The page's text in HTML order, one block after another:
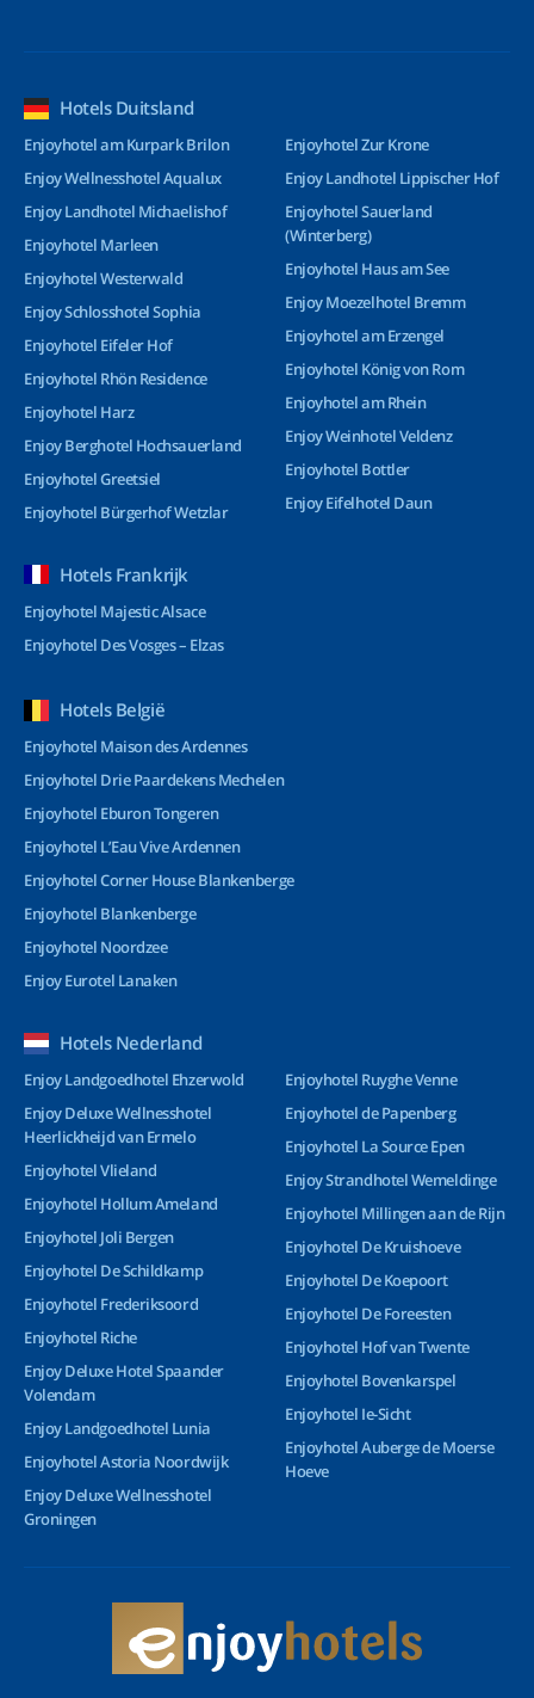
Hotels Duitsland
Enjoyhotel am Kurpark Brilon
Enjoy Wellnesshotel Aqualux
Enjoy Landhotel Michaelishof
Enjoyhotel Marleen
Enjoyhotel Westerwald
Enjoy Schlosshotel Sophia
Enjoyhotel Eifeler Hof
Enjoyhotel Rhön Residence
Enjoyhotel Harz
Enjoy Berghotel Hochsauerland
Enjoyhotel Greetsiel
Enjoyhotel Bürgerhof Wetzlar
Enjoyhotel Zur Krone
Enjoy Landhotel Lippischer Hof
Enjoyhotel Sauerland
(Winterberg)
Enjoyhotel Haus am See
Enjoy Moezelhotel Bremm
Enjoyhotel am Erzengel
Enjoyhotel König von Rom
Enjoyhotel am Rhein
Enjoy Weinhotel Veldenz
Enjoyhotel Bottler
Enjoy Eifelhotel Daun
Hotels Frankrijk
Enjoyhotel Majestic Alsace
Enjoyhotel Des Vosges – Elzas
Hotels België
Enjoyhotel Maison des Ardennes
Enjoyhotel Drie Paardekens Mechelen
Enjoyhotel Eburon Tongeren
Enjoyhotel L’Eau Vive Ardennen
Enjoyhotel Corner House Blankenberge
Enjoyhotel Blankenberge
Enjoyhotel Noordzee
Enjoy Eurotel Lanaken
Hotels Nederland
Enjoy Landgoedhotel Ehzerwold
Enjoy Deluxe Wellnesshotel
Heerlickheijd van Ermelo
Enjoyhotel Vlieland
Enjoyhotel Hollum Ameland
Enjoyhotel Joli Bergen
Enjoyhotel De Schildkamp
Enjoyhotel Frederiksoord
Enjoyhotel Riche
Enjoy Deluxe Hotel Spaander
Volendam
Enjoy Landgoedhotel Lunia
Enjoyhotel Astoria Noordwijk
Enjoy Deluxe Wellnesshotel
Groningen
Enjoyhotel Ruyghe Venne
Enjoyhotel de Papenberg
Enjoyhotel La Source Epen
Enjoy Strandhotel Wemeldinge
Enjoyhotel Millingen aan de Rijn
Enjoyhotel De Kruishoeve
Enjoyhotel De Koepoort
Enjoyhotel De Foreesten
Enjoyhotel Hof van Twente
Enjoyhotel Bovenkarspel
Enjoyhotel Ie-Sicht
Enjoyhotel Auberge de Moerse
Hoeve